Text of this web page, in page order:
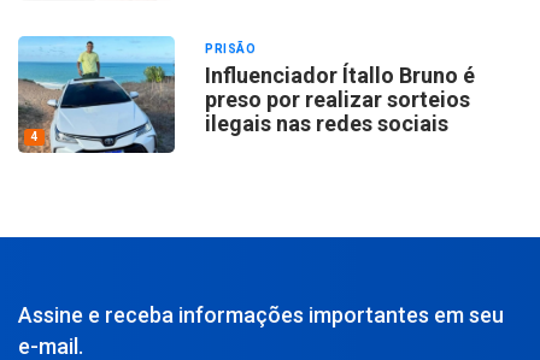
4
PRISÃO
Influenciador Ítallo Bruno é
preso por realizar sorteios
ilegais nas redes sociais
Assine e receba informações importantes em seu
e-mail.